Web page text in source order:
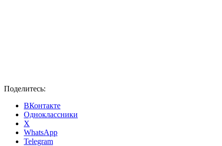
Поделитесь:
ВКонтакте
Одноклассники
X
WhatsApp
Telegram